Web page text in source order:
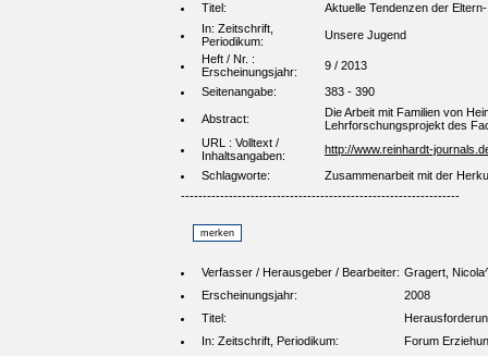
Titel:
Aktuelle Tendenzen der
In: Zeitschrift,
Periodikum:
Unsere Jugend
Heft / Nr. :
Erscheinungsjahr:
9 / 2013
Seitenangabe:
383 - 390
Abstract:
Die Arbeit mit Familien von
Lehrforschungsprojekt des
URL : Volltext /
Inhaltsangaben:
http://www.reinhardt-
Schlagworte:
Zusammenarbeit mit der
----------------------------------------------------------------
Verfasser / Herausgeber / Bearbeiter: Gragert,
Erscheinungsjahr:
2008
Titel:
In: Zeitschrift, Periodikum:
Forum